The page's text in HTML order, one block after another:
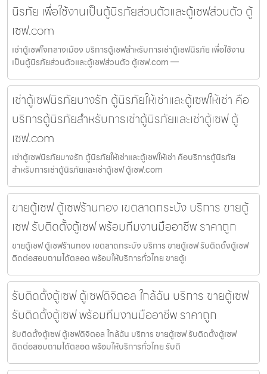
นิรภัย เพื่อใช้งานเป็นตู้นิรภัยส่วนตัวและตู้เซฟส่วนตัว ตู้
เซฟ.com
เช่าตู้เซฟใจกลางเมือง บริการตู้เซฟสำหรับการเช่าตู้เซฟนิรภัย เพื่อใช้งาน
เป็นตู้นิรภัยส่วนตัวและตู้เซฟส่วนตัว ตู้เซฟ.com —
เช่าตู้เซฟนิรภัยบางรัก ตู้นิรภัยให้เช่าและตู้เซฟให้เช่า คือ
บริการตู้นิรภัยสำหรับการเช่าตู้นิรภัยและเช่าตู้เซฟ ตู้
เซฟ.com
เช่าตู้เซฟนิรภัยบางรัก ตู้นิรภัยให้เช่าและตู้เซฟให้เช่า คือบริการตู้นิรภัย
สำหรับการเช่าตู้นิรภัยและเช่าตู้เซฟ ตู้เซฟ.com
ขายตู้เซฟ ตู้เซฟร้านทอง เขตลาดกระบัง บริการ ขายตู้
เซฟ รับติดตั้งตู้เซฟ พร้อมทีมงานมืออาชีพ ราคาถูก
ขายตู้เซฟ ตู้เซฟร้านทอง เขตลาดกระบัง บริการ ขายตู้เซฟ รับติดตั้งตู้เซฟ
ติดต่อสอบถามได้ตลอด พร้อมให้บริการทั่วไทย ขายตู้เ
รับติดตั้งตู้เซฟ ตู้เซฟดิจิตอล ใกล้ฉัน บริการ ขายตู้เซฟ
รับติดตั้งตู้เซฟ พร้อมทีมงานมืออาชีพ ราคาถูก
รับติดตั้งตู้เซฟ ตู้เซฟดิจิตอล ใกล้ฉัน บริการ ขายตู้เซฟ รับติดตั้งตู้เซฟ
ติดต่อสอบถามได้ตลอด พร้อมให้บริการทั่วไทย รับติ